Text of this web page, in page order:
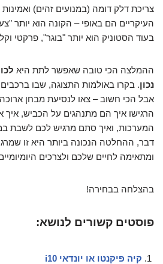
צריכת דלק דומה (במנועים זהים)
העיקריים הם באופי – הקונה הוא יותר
בעוד הסטוניק הוא יותר "בוגר", פרקטי
ההמלצה הכי טובה שאפשר לתת היא
נכון. בקרו באולמות התצוגה, שבו
אבל הכי חשוב – צאו לנסיעת מבחן
הרגישו איך הם מתנהגים על הכביש,
המערכות, ואיך סתם מרגיש לכם לשבת
דבר, ההחלטה הנכונה ביותר היא זו
ומתאימה לחיים שלכם ולצרכים
בהצלחה בבחירה!
פוסטים קשורים לנושא:
קיה פיקנטו או יונדאי i10